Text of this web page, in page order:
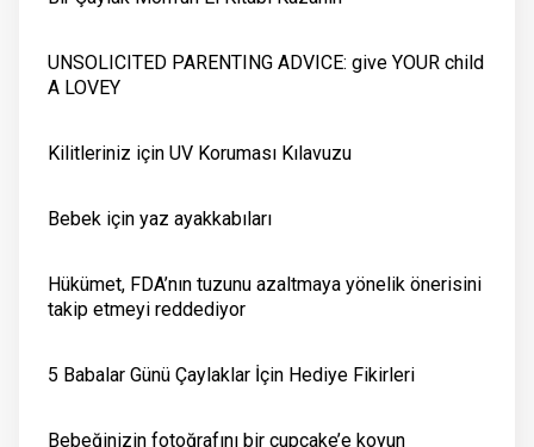
UNSOLICITED PARENTING ADVICE: give YOUR child
A LOVEY
Kilitleriniz için UV Koruması Kılavuzu
Bebek için yaz ayakkabıları
Hükümet, FDA’nın tuzunu azaltmaya yönelik önerisini
takip etmeyi reddediyor
5 Babalar Günü Çaylaklar İçin Hediye Fikirleri
Bebeğinizin fotoğrafını bir cupcake’e koyun